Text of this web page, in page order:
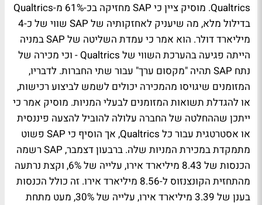
Qualtrics. מוסיק ציין כי SAP מחזיקה בכ-61% מ-Qualtrics
בדילול מלא, מה שיעניק לאחזקותיה של SAP שווי של כ-4
מיליארד דולר. הוא אמר כי עמדת השליטה של SAP במניה
הייתה פגיעה בהערכת השווי של Qualtrics - וכי מכירה של
נתח SAP תהיה "מקסום ערך" עבור שתי החברות. לדבריו,
המזומנים שיגויסו מהמכירה יכולים לשמש לביצוע רכישות,
או להגדלת תשואות המזומנים לבעלי המניות. מוסיק אמר כי
ייתכן שההחלטה של החברה עלולה להוביל להצעה פיננסית
או אסטרטגית עבור כל Qualtrics, אך הוסיף כי SAP פשוט
מתמקדת במכירת המניות שלה. ברבעון דצמבר, SAP רשמה
הכנסות של 8.43 מיליארד אירו, עלייה של 6%, וקצת נרתעה
מהתחזית הקונצנזוס ל-8.56 מיליארד אירו. זה כולל הכנסות
בענן של 3.39 מיליארד אירו, עלייה של 30%, מעט מתחת